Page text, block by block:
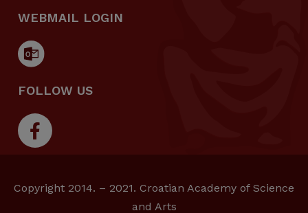
WEBMAIL LOGIN
FOLLOW US
Copyright 2014. – 2021. Croatian Academy of Science
and Arts